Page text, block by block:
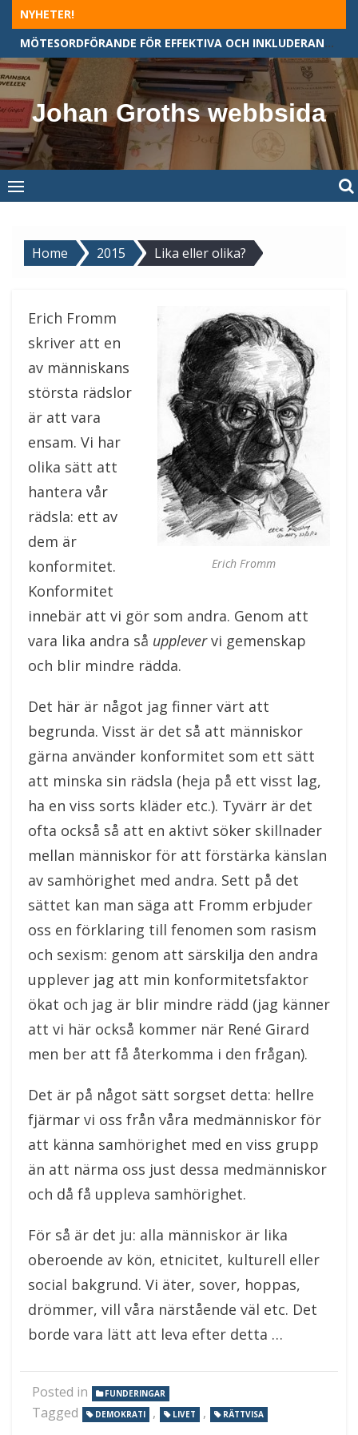
Skip
content
NYHETER!
MÖTESORDFÖRANDE FÖR EFFEKTIVA OCH INKLUDERANDE MÖTEN
Johan Groths webbsida
Home 2015 Lika eller olika?
Erich Fromm
Erich Fromm
skriver att en
av människans
största rädslor
är att vara
ensam. Vi har
olika sätt att
hantera vår
rädsla: ett av
dem är
konformitet.
Konformitet
innebär att vi gör som andra. Genom att
vara lika andra så upplevervi gemenskap
och blir mindre rädda.
Det här är något jag finner värt att
begrunda. Visst är det så att människor
gärna använder konformitet som ett sätt
att minska sin rädsla (heja på ett visst lag,
ha en viss sorts kläder etc.). Tyvärr är det
ofta också så att en aktivt söker skillnader
mellan människor för att förstärka känslan
av samhörighet med andra. Sett på det
sättet kan man säga att Fromm erbjuder
oss en förklaring till fenomen som rasism
och sexism: genom att särskilja den andra
upplever jag att min konformitetsfaktor
ökat och jag är blir mindre rädd (jag känner
att vi här också kommer när René Girard
men ber att få återkomma i den frågan).
Det är på något sätt sorgset detta: hellre
fjärmar vi oss från våra medmänniskor för
att känna samhörighet med en viss grupp
än att närma oss just dessa medmänniskor
och då få uppleva samhörighet.
För så är det ju: alla människor är lika
oberoende av kön, etnicitet, kulturell eller
social bakgrund. Vi äter, sover, hoppas,
drömmer, vill våra närstående väl etc. Det
borde vara lätt att leva efter detta …
Posted in FUNDERINGAR
Tagged DEMOKRATI , LIVET , RÄTTVISA